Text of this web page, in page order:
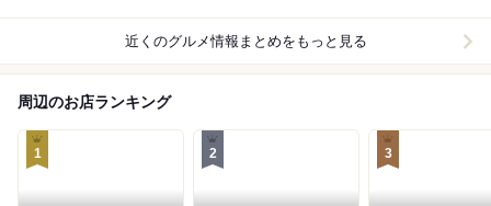
近くのグルメ情報まとめをもっと見る
周辺のお店ランキング
1 2 3